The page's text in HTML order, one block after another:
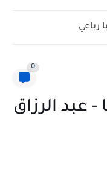
رباعي
0
- عبد الرزاق